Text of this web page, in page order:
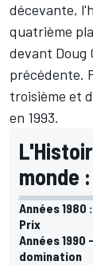
décevante,
quatrième
devant Doug
précédente.
troisième et
en 1993.
monde :
Années
Prix
Années
domination